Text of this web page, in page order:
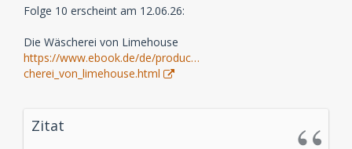
Folge 10 erscheint am 12.06.26:
Die Wäscherei von Limehouse
https://www.ebook.de/de/produc…
cherei_von_limehouse.html
Zitat